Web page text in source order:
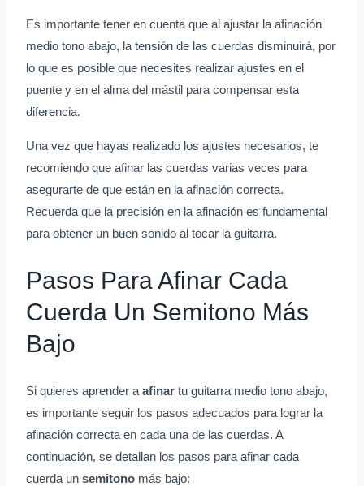
Es importante tener en cuenta que al ajustar la afinación
medio tono abajo, la tensión de las cuerdas disminuirá, por
lo que es posible que necesites realizar ajustes en el
puente y en el alma del mástil para compensar esta
diferencia.
Una vez que hayas realizado los ajustes necesarios, te
recomiendo que afinar las cuerdas varias veces para
asegurarte de que están en la afinación correcta.
Recuerda que la precisión en la afinación es fundamental
para obtener un buen sonido al tocar la guitarra.
Pasos Para Afinar Cada
Cuerda Un Semitono Más
Bajo
Si quieres aprender a afinar tu guitarra medio tono abajo,
es importante seguir los pasos adecuados para lograr la
afinación correcta en cada una de las cuerdas. A
continuación, se detallan los pasos para afinar cada
cuerda un semitono más bajo: